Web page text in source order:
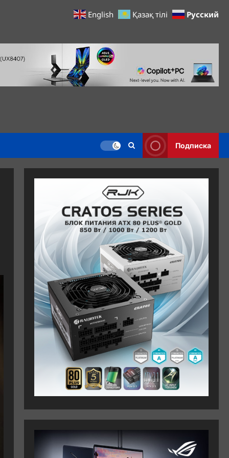
Подписка
English Қазақ тілі Русский